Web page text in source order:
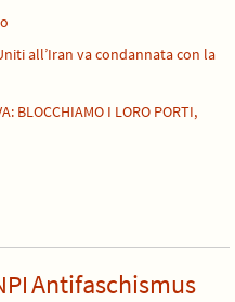
all’Iran va condannata con la
BLOCCHIAMO I LORO PORTI,
Antifaschismus